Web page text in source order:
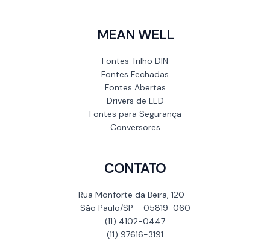
MEAN WELL
Fontes Trilho DIN
Fontes Fechadas
Fontes Abertas
Drivers de LED
Fontes para Segurança
Conversores
CONTATO
Rua Monforte da Beira, 120 –
São Paulo/SP – 05819-060
(11) 4102-0447
(11) 97616-3191